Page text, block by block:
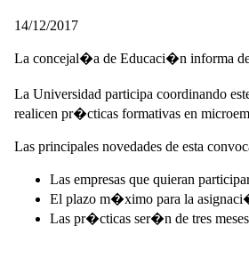
14/12/2017
La concejal�a de Educaci�n informa de
La Universidad participa coordinando
realicen pr�cticas formativas en
Las principales novedades de esta
Las empresas que quieran
El plazo m�ximo para la
Las pr�cticas ser�n de tres